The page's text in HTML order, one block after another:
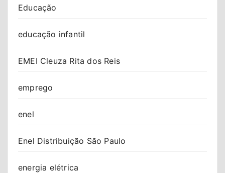
Educação
educação infantil
EMEI Cleuza Rita dos Reis
emprego
enel
Enel Distribuição São Paulo
energia elétrica